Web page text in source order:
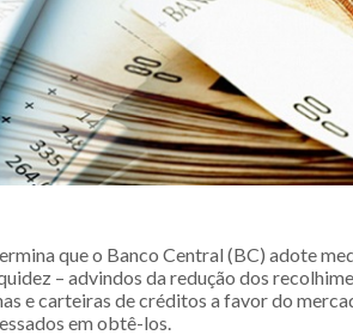
que o Banco Central (BC) adote
– advindos da redução dos
e carteiras de créditos a favor do
em obtê-los.